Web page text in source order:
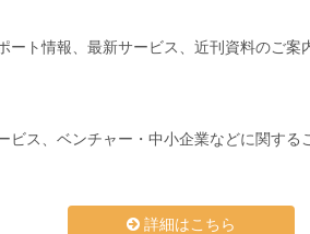
ト情報、最新サービス、近刊資料のご案
ビス、ベンチャー・中小企業などに関す
詳細はこちら